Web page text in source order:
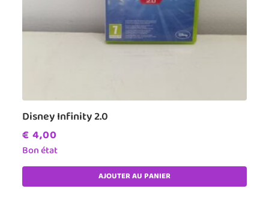
Disney Infinity 2.0
€ 4,00
Bon état
AJOUTER AU PANIER